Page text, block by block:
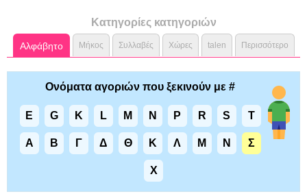
Κατηγορίες κατηγοριών
Αλφάβητο Μήκος Συλλαβές Χώρες talen Περισσότερο
Ονόματα αγοριών που ξεκινούν με #
E G K L M N P R S T
Α Β Γ Δ Θ Κ Λ Μ Ν Σ
Χ